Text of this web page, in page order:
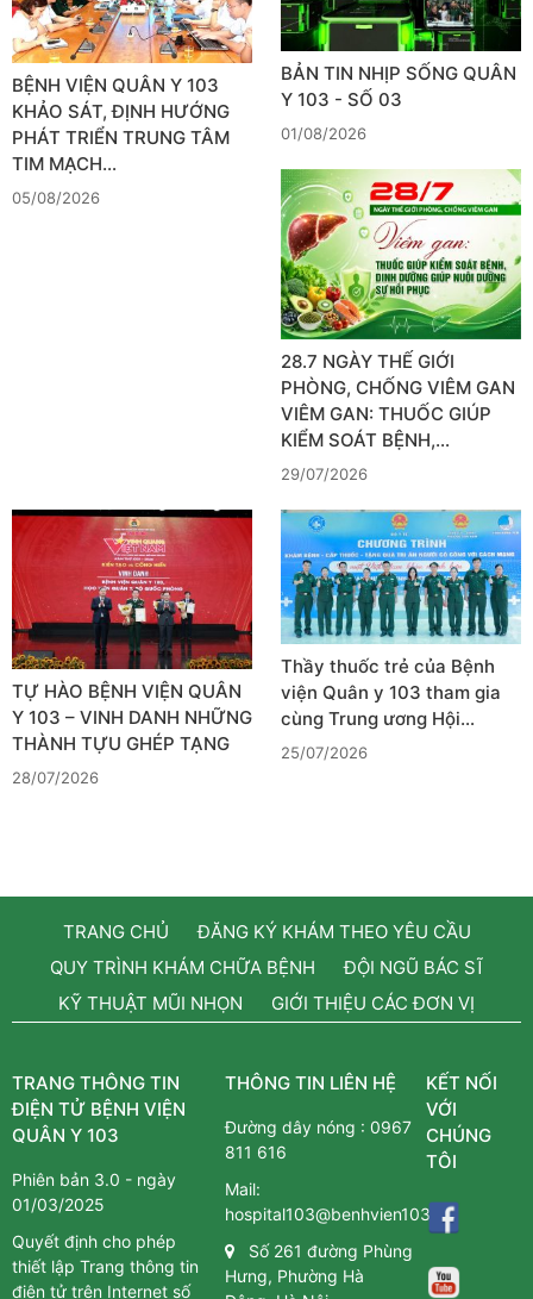
BỆNH VIỆN QUÂN Y 103
KHẢO SÁT, ĐỊNH HƯỚNG
PHÁT TRIỂN TRUNG TÂM
TIM MẠCH…
05/08/2026
BẢN TIN NHỊP SỐNG QUÂN
Y 103 - SỐ 03
01/08/2026
28.7 NGÀY THẾ GIỚI
PHÒNG, CHỐNG VIÊM GAN
VIÊM GAN: THUỐC GIÚP
KIỂM SOÁT BỆNH,…
29/07/2026
TỰ HÀO BỆNH VIỆN QUÂN
Y 103 – VINH DANH NHỮNG
THÀNH TỰU GHÉP TẠNG
28/07/2026
Thầy thuốc trẻ của Bệnh
viện Quân y 103 tham gia
cùng Trung ương Hội…
25/07/2026
TRANG CHỦ
ĐĂNG KÝ KHÁM THEO YÊU CẦU
QUY TRÌNH KHÁM CHỮA BỆNH
ĐỘI NGŨ BÁC SĨ
KỸ THUẬT MŨI NHỌN
GIỚI THIỆU CÁC ĐƠN VỊ
TRANG THÔNG TIN
ĐIỆN TỬ BỆNH VIỆN
QUÂN Y 103
Phiên bản 3.0 - ngày
01/03/2025
Quyết định cho phép
thiết lập Trang thông tin
điện tử trên Internet số
THÔNG TIN LIÊN HỆ
Đường dây nóng :0967
811 616
Mail:
hospital103@benhvien103.vn
Số 261 đường Phùng
Hưng, Phường Hà
KẾT NỐI
VỚI
CHÚNG
TÔI